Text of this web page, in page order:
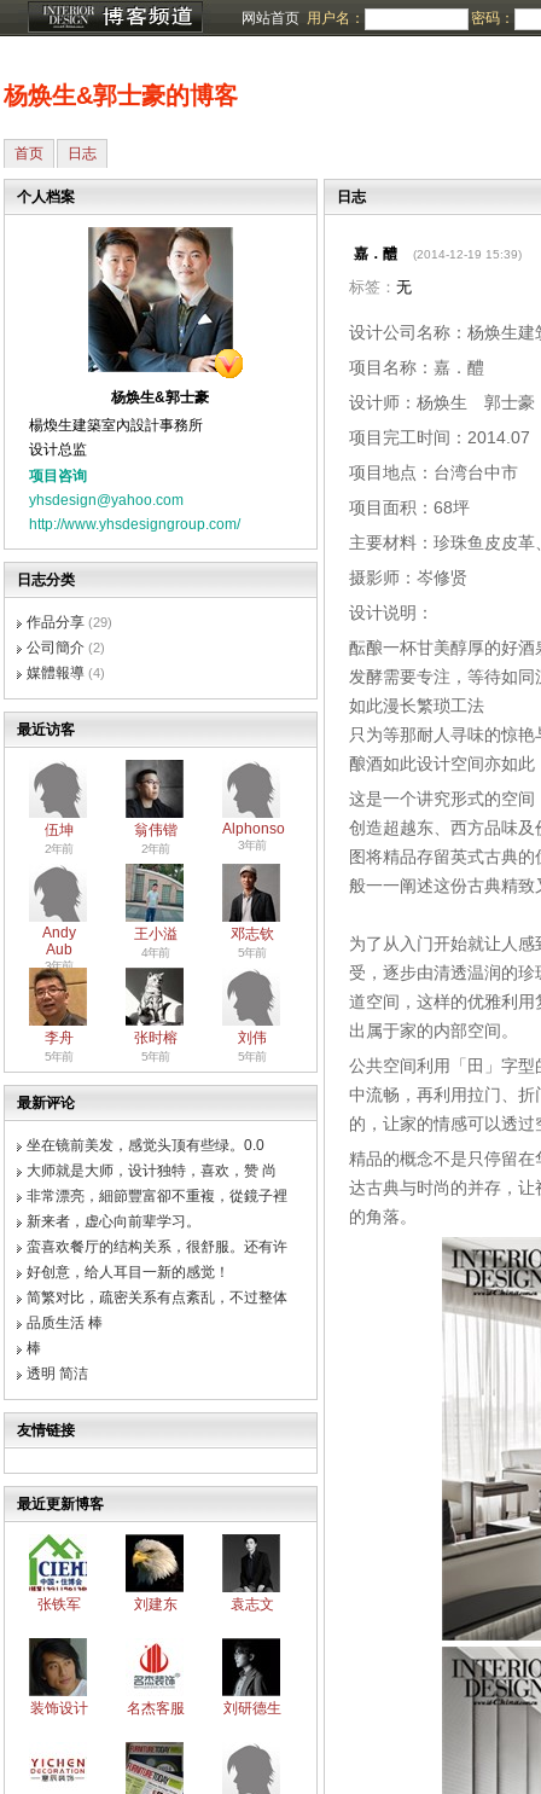
网站首页 用户名： 密码：
杨焕生&郭士豪的博客
首页 日志
个人档案
杨焕生&郭士豪
楊煥生建築室內設計事務所
设计总监
项目咨询
yhsdesign@yahoo.com
http://www.yhsdesigngroup.com/
日志分类
作品分享 (29)
公司簡介 (2)
媒體報導 (4)
最近访客
伍坤
2年前
翁伟锴
2年前
Alphonso
3年前
Andy
Aub
3年前
王小溢
4年前
邓志钦
5年前
李舟
5年前
张时榕
5年前
刘伟
5年前
最新评论
坐在镜前美发，感觉头顶有些绿。0.0
大师就是大师，设计独特，喜欢，赞 尚
非常漂亮，細節豐富卻不重複，從鏡子裡
新来者，虚心向前辈学习。
蛮喜欢餐厅的结构关系，很舒服。还有许
好创意，给人耳目一新的感觉！
简繁对比，疏密关系有点紊乱，不过整体
品质生活 棒
棒
透明 简洁
友情链接
最近更新博客
张铁军 刘建东 袁志文
装饰设计 名杰客服 刘研德生
日志
嘉．醴 (2014-12-19 15:39)
标签： 无
设计公司名称：杨焕生建
项目名称：嘉．醴
设计师：杨焕生 郭士豪
项目完工时间：2014.07
项目地点：台湾台中市
项目面积：68坪
主要材料：珍珠鱼皮皮
摄影师：岑修贤
设计说明：
酝酿一杯甘美醇厚的好酒
发酵需要专注，等待如
如此漫长繁琐工法
只为等那耐人寻味的惊
酿酒如此设计空间亦如此
这是一个讲究形式的空
创造超越东、西方品味
图将精品存留英式古典
般一一阐述这份古典精
为了从入门开始就让人
受，逐步由清透温润的
道空间，这样的优雅利
出属于家的内部空间。
公共空间利用「田」字
中流畅，再利用拉门、
的，让家的情感可以透
精品的概念不是只停留
达古典与时尚的并存，
的角落。